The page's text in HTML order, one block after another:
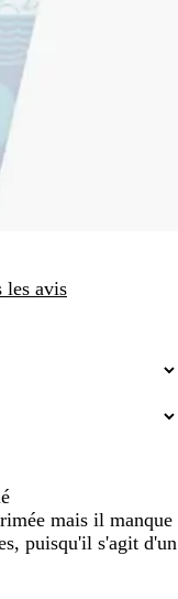
les avis
mais il manque
puisqu'il s'agit d'un